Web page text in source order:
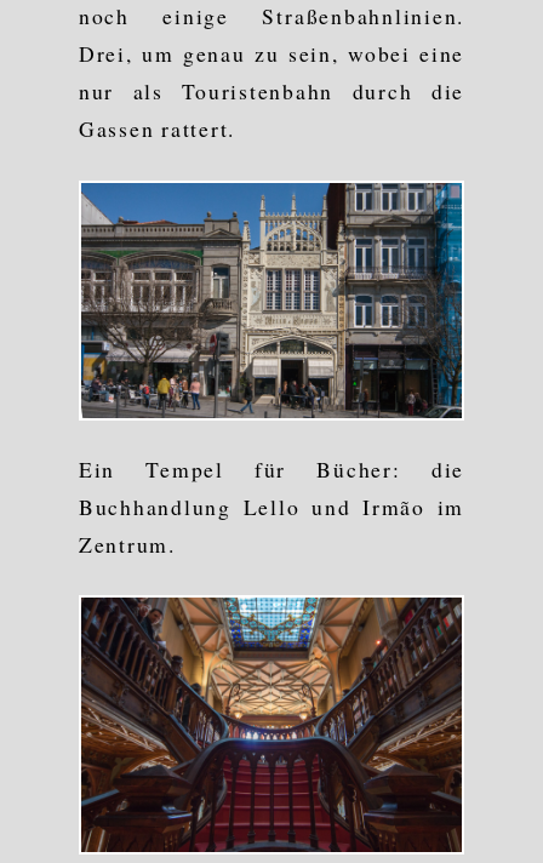
noch einige Straßenbahnlinien.
Drei, um genau zu sein, wobei eine
nur als Touristenbahn durch die
Gassen rattert.
Ein Tempel für Bücher: die
Buchhandlung Lello und Irmão im
Zentrum.